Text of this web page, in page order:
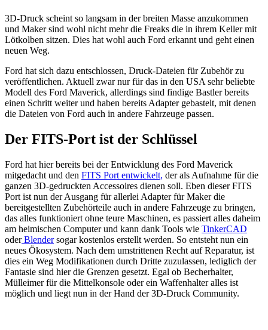
3D-Druck scheint so langsam in der breiten Masse anzukommen
und Maker sind wohl nicht mehr die Freaks die in ihrem Keller mit
Lötkolben sitzen. Dies hat wohl auch Ford erkannt und geht einen
neuen Weg.
Ford hat sich dazu entschlossen, Druck-Dateien für Zubehör zu
veröffentlichen. Aktuell zwar nur für das in den USA sehr beliebte
Modell des Ford Maverick, allerdings sind findige Bastler bereits
einen Schritt weiter und haben bereits Adapter gebastelt, mit denen
die Dateien von Ford auch in andere Fahrzeuge passen.
Der FITS-Port ist der Schlüssel
Ford hat hier bereits bei der Entwicklung des Ford Maverick
mitgedacht und den FITS Port entwickelt, der als Aufnahme für die
ganzen 3D-gedruckten Accessoires dienen soll. Eben dieser FITS
Port ist nun der Ausgang für allerlei Adapter für Maker die
bereitgestellten Zubehörteile auch in andere Fahrzeuge zu bringen,
das alles funktioniert ohne teure Maschinen, es passiert alles daheim
am heimischen Computer und kann dank Tools wie TinkerCAD
oderBlendersogar kostenlos erstellt werden. So entsteht nun ein
neues Ökosystem. Nach dem umstrittenen Recht auf Reparatur, ist
dies ein Weg Modifikationen durch Dritte zuzulassen, lediglich der
Fantasie sind hier die Grenzen gesetzt. Egal ob Becherhalter,
Mülleimer für die Mittelkonsole oder ein Waffenhalter alles ist
möglich und liegt nun in der Hand der 3D-Druck Community.